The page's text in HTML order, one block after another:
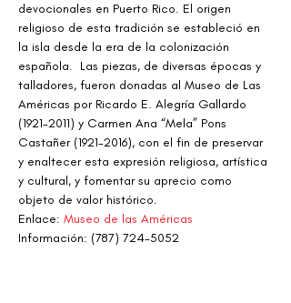
devocionales en Puerto Rico. El origen
religioso de esta tradición se estableció en
la isla desde la era de la colonización
española.  Las piezas, de diversas épocas y
talladores, fueron donadas al Museo de Las
Américas por Ricardo E. Alegría Gallardo
(1921-2011) y Carmen Ana “Mela” Pons
Castañer (1921-2016), con el fin de preservar
y enaltecer esta expresión religiosa, artística
y cultural, y fomentar su aprecio como
objeto de valor histórico.
Enlace: Museo de las Américas
Información: (787) 724-5052